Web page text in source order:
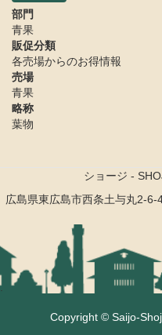
部門
青果
販促分類
各売場からのお得情報
売場
青果
略称
葉物
ショージ -
広島県東広島市西条土与丸2-6-
.
Copyright © Saijo-